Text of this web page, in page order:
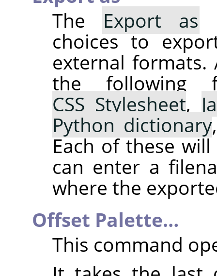
The Export as
choices to
external
the following
CSS Stylesheet,
Python dictionary
Each of these
can enter a
where the
Offset Palette…
This command